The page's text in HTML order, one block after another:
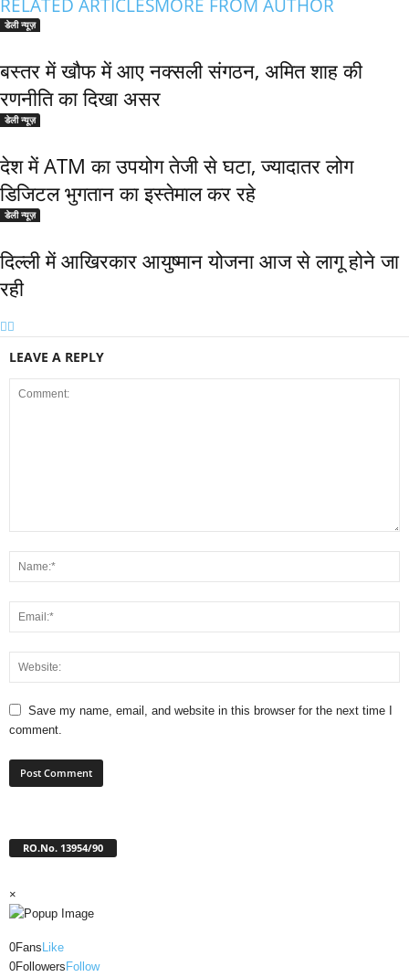
RELATED ARTICLESMORE FROM AUTHOR
डेली न्यूज़
बस्तर में खौफ में आए नक्सली संगठन, अमित शाह की
रणनीति का दिखा असर
डेली न्यूज़
देश में ATM का उपयोग तेजी से घटा, ज्यादातर लोग
डिजिटल भुगतान का इस्तेमाल कर रहे
डेली न्यूज़
द‍िल्‍ली में आख‍िरकार आयुष्‍मान योजना आज से लागू होने जा
रही
LEAVE A REPLY
Save my name, email, and website in this browser for the next time I
comment.
RO.No. 13954/90
×
0Fans Like
0Followers Follow